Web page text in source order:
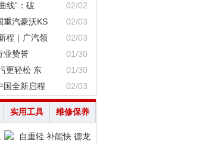
线”：破
02/02
重汽豪沃KS
02/03
程｜广汽领
02/03
业赞誉
01/30
更轻松 东
01/30
国全新启程 02/03
实用工具 维修保养